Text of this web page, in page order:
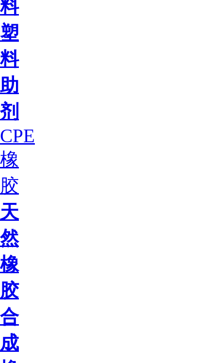
料
塑
料
助
剂
CPE
橡
胶
天
然
橡
胶
合
成